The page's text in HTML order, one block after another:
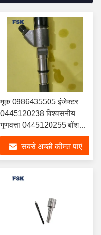
मूक 0986435505 इंजेक्टर
0445120238 विश्वसनीय
गुणवत्ता 0445120255 बॉश
इंजेक्टर
सबसे अच्छी कीमत पाएं